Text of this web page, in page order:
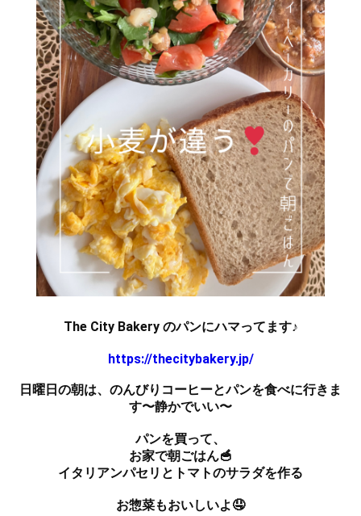
The City Bakery のパンにハマってます♪
https://thecitybakery.jp/
日曜日の朝は、のんびりコーヒーとパンを食べに行きま
す〜静かでいい〜
パンを買って、
お家で朝ごはん🥣
イタリアンパセリとトマトのサラダを作る
お惣菜もおいしいよ🤤